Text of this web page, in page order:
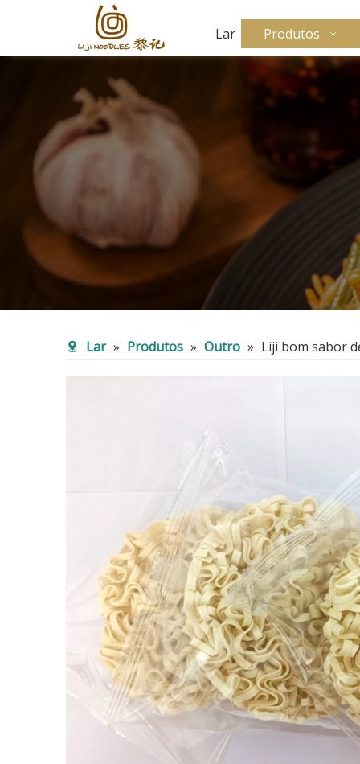
Lar Produtos
Lar » Produtos » Outro » Liji bom sabor